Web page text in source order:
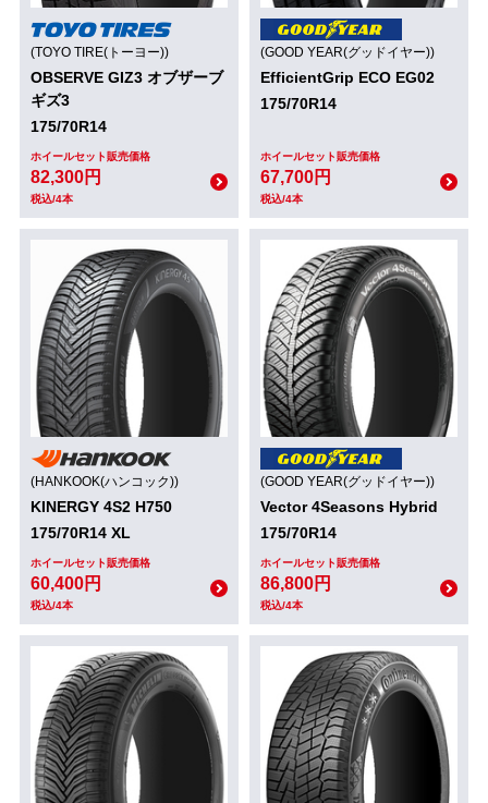
(TOYO TIRE(トーヨー))
OBSERVE GIZ3 オブザーブ
ギズ3
175/70R14
ホイールセット販売価格
82,300円
税込/4本
(GOOD YEAR(グッドイヤー))
EfficientGrip ECO EG02
175/70R14
ホイールセット販売価格
67,700円
税込/4本
(HANKOOK(ハンコック))
KINERGY 4S2 H750
175/70R14 XL
ホイールセット販売価格
60,400円
税込/4本
(GOOD YEAR(グッドイヤー))
Vector 4Seasons Hybrid
175/70R14
ホイールセット販売価格
86,800円
税込/4本